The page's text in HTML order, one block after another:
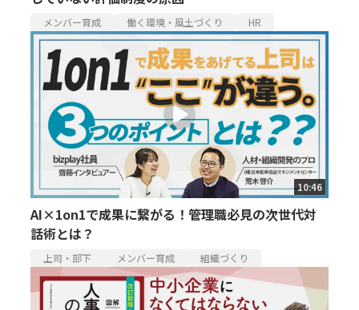
メンバー育成 働く環境・風土づくり HR
10:46
AI×1on1で成果に繋がる！管理職必見の次世代対
話術とは？
上司・部下 メンバー育成 組織づくり